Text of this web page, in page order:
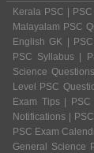
Kerala PSC |
Malayalam PSC
English GK |
PSC Syllabus |
Science
Level PSC
Exam Tips |
Notifications |
PSC Exam
General Science